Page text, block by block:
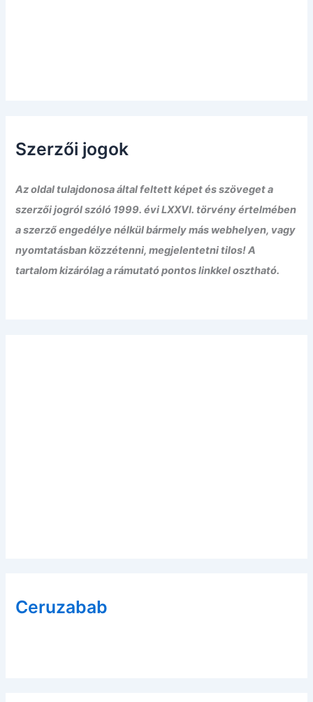
Szerzői jogok
Az oldal tulajdonosa által feltett képet és szöveget a
szerzői jogról szóló 1999. évi LXXVI. törvény értelmében
a szerző engedélye nélkül bármely más webhelyen, vagy
nyomtatásban közzétenni, megjelentetni tilos! A
tartalom kizárólag a rámutató pontos linkkel osztható.
Ceruzabab